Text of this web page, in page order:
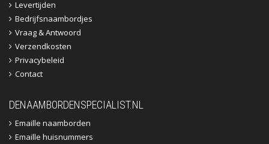
Levertijden
Bedrijfsnaambordjes
Vraag & Antwoord
Verzendkosten
Privacybeleid
Contact
DENAAMBORDENSPECIALIST.NL
Emaille naamborden
Emaille huisnummers